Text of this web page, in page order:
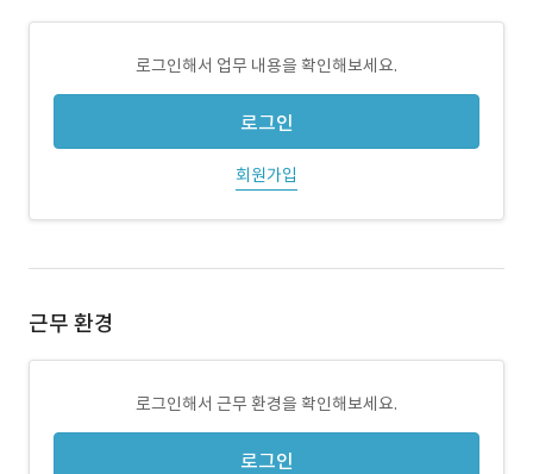
로그인해서 업무 내용을 확인해보세요.
로그인
회원가입
근무 환경
로그인해서 근무 환경을 확인해보세요.
로그인